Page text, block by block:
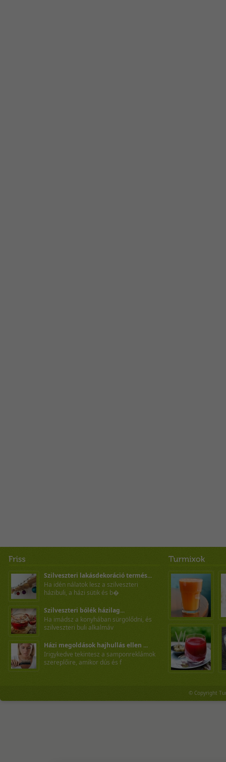
Szilveszteri lakásdekoráció termés...
Ha idén nálatok lesz a szilveszteri
házibuli, a házi sütik és b�
Szilveszteri bólék házilag...
Ha imádsz a konyhában sürgölődni, és
szilveszteri buli alkalmáv
Házi megoldások hajhullás ellen ...
Irigykedve tekintesz a samponreklámok
szereplőire, amikor dús és f
© Copyright